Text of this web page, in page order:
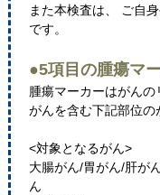
また本検査は、 ご自
です。
●5項目の腫瘍マ
腫瘍マーカーはがん
がんを含む下記部位の
<対象となるがん>
大腸がん/胃がん/肝が
ん